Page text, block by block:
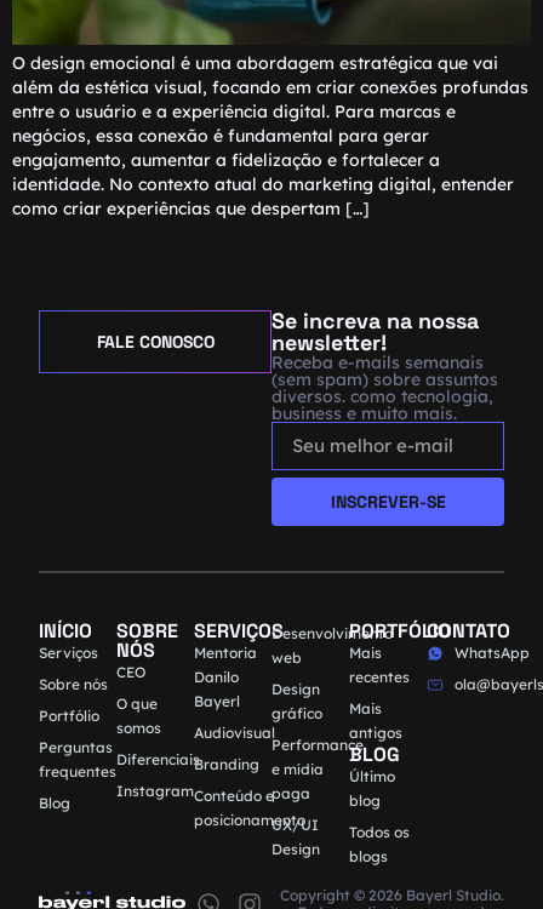
O design emocional é uma abordagem estratégica que vai
além da estética visual, focando em criar conexões profundas
entre o usuário e a experiência digital. Para marcas e
negócios, essa conexão é fundamental para gerar
engajamento, aumentar a fidelização e fortalecer a
identidade. No contexto atual do marketing digital, entender
como criar experiências que despertam […]
Se increva na nossa
newsletter!
Receba e-mails semanais
(sem spam) sobre assuntos
diversos. como tecnologia,
business e muito mais.
INSCREVER-SE
FALE CONOSCO
INÍCIO
Serviços
Sobre nós
Portfólio
Perguntas
frequentes
Blog
SOBRE
NÓS
CEO
O que
somos
Diferenciais
Instagram
SERVIÇOS
Mentoria
Danilo
Bayerl
Audiovisual
Branding
Conteúdo e
posicionamento
Desenvolvimento
web
Design
gráfico
Performance
e mídia
paga
UX/UI
Design
PORTFÓLIO
Mais
recentes
Mais
antigos
BLOG
Último
blog
Todos os
blogs
CONTATO
WhatsApp
Copyright © 2026 Bayerl Studio.